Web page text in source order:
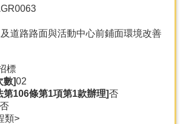
道路路面與活動中心前鋪面環境改善
標
數]02
第106條第1項第1款辦理]否
否
類>